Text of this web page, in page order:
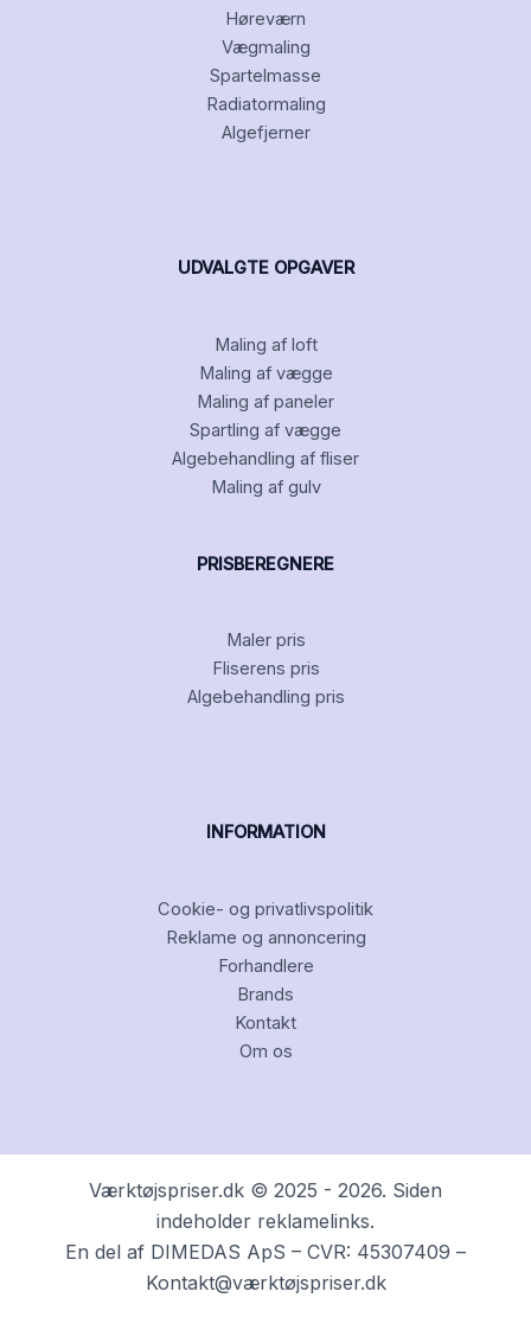
Høreværn
Vægmaling
Spartelmasse
Radiatormaling
Algefjerner
UDVALGTE OPGAVER
Maling af loft
Maling af vægge
Maling af paneler
Spartling af vægge
Algebehandling af fliser
Maling af gulv
PRISBEREGNERE
Maler pris
Fliserens pris
Algebehandling pris
INFORMATION
Cookie- og privatlivspolitik
Reklame og annoncering
Forhandlere
Brands
Kontakt
Om os
Værktøjspriser.dk © 2025 - 2026. Siden
indeholder reklamelinks.
En del af DIMEDAS ApS – CVR: 45307409 –
Kontakt@værktøjspriser.dk